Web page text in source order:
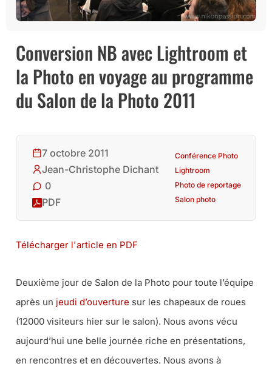
Conversion NB avec Lightroom et
la Photo en voyage au programme
du Salon de la Photo 2011
7 octobre 2011
Jean-Christophe Dichant
0
PDF
Conférence Photo
Lightroom
Photo de reportage
Salon photo
Télécharger l'article en PDF
Deuxième jour de Salon de la Photo pour toute l’équipe
après un jeudi d’ouverture sur les chapeaux de roues
(12000 visiteurs hier sur le salon). Nous avons vécu
aujourd’hui une belle journée riche en présentations,
en rencontres et en découvertes. Nous avons à